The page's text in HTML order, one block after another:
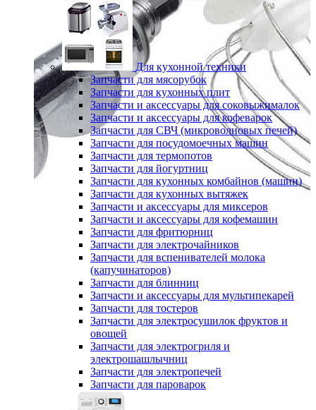
Для кухонной техники
Запчасти для мясорубок
Запчасти для кухонных плит
Запчасти и аксессуары для соковыжималок
Запчасти и аксессуары для кофеварок
Запчасти для СВЧ (микроволновых печей)
Запчасти для посудомоечных машин
Запчасти для термопотов
Запчасти для йогуртниц
Запчасти для кухонных комбайнов (машин)
Запчасти для кухонных вытяжек
Запчасти и аксессуары для миксеров
Запчасти и аксессуары для кофемашин
Запчасти для фритюрниц
Запчасти для электрочайников
Запчасти для вспенивателей молока
(капучинаторов)
Запчасти для блинниц
Запчасти и аксессуары для мультипекарей
Запчасти для тостеров
Запчасти для электросушилок фруктов и
овощей
Запчасти для электрогриля и
электрошашлычниц
Запчасти для электропечей
Запчасти для пароварок